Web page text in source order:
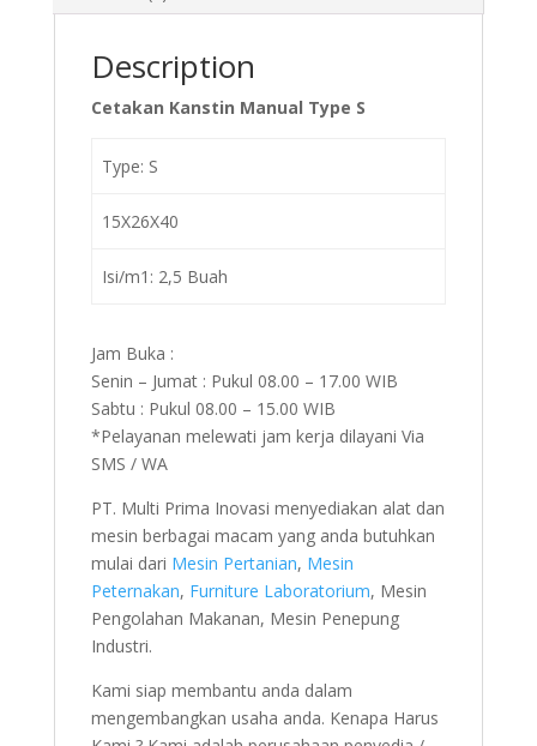
Description
Cetakan Kanstin Manual Type S
Type: S
15X26X40
Isi/m1: 2,5 Buah
Jam Buka :
Senin – Jumat : Pukul 08.00 – 17.00 WIB
Sabtu : Pukul 08.00 – 15.00 WIB
*Pelayanan melewati jam kerja dilayani Via
SMS / WA
PT. Multi Prima Inovasi menyediakan alat dan
mesin berbagai macam yang anda butuhkan
mulai dari Mesin Pertanian, Mesin
Peternakan, Furniture Laboratorium, Mesin
Pengolahan Makanan, Mesin Penepung
Industri.
Kami siap membantu anda dalam
mengembangkan usaha anda. Kenapa Harus